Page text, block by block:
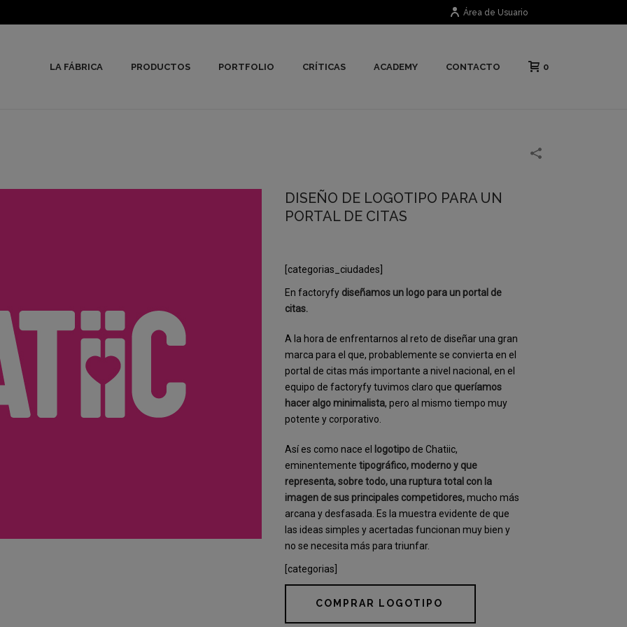
Área de Usuario
LA FÁBRICA PRODUCTOS PORTFOLIO CRÍTICAS ACADEMY CONTACTO 0
DISEÑO DE LOGOTIPO PARA UN
PORTAL DE CITAS
[categorias_ciudades]
En factoryfy diseñamos un logo para un portal de
citas.
A la hora de enfrentarnos al reto de diseñar una gran
marca para el que, probablemente se convierta en el
portal de citas más importante a nivel nacional, en el
equipo de factoryfy tuvimos claro que queríamos
hacer algo minimalista, pero al mismo tiempo muy
potente y corporativo.
Así es como nace el logotipo de Chatiic,
eminentementetipográfico, moderno y que
representa, sobre todo, una ruptura total con la
imagen de sus principales competidores,mucho más
arcana y desfasada. Es la muestra evidente de que
las ideas simples y acertadas funcionan muy bien y
no se necesita más para triunfar.
[categorias]
COMPRAR LOGOTIPO